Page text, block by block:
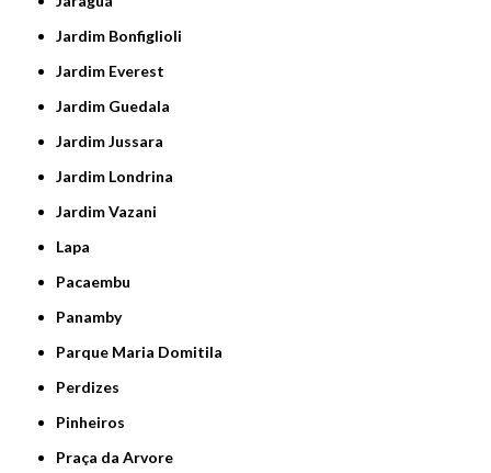
Jardim Bonfiglioli
Jardim Everest
Jardim Guedala
Jardim Jussara
Jardim Londrina
Jardim Vazani
Lapa
Pacaembu
Panamby
Parque Maria Domitila
Perdizes
Pinheiros
Praça da Arvore